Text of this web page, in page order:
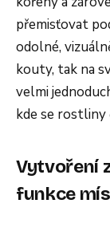
přemisťovat
odolné,
kouty, tak na
velmi
kde se rostliny
Vytvoření
funkce